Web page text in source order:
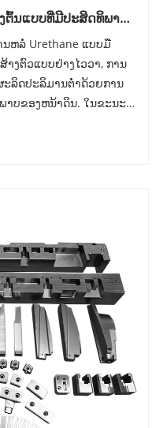
ຕົ້ນແບບທີ່ມີປະສິດທິພາບ
ລັບການຜະລິດທີ່ທັນສະ
ຫລໍ່ Urethane ແບບມື
ງຕົວແບບຢ່າງໄວວາ, ການ
ລິດປະລິມານຕ່ໍາດ້ວຍການ
າບຂອງຫນ້າດິນ. ໃນຂະນະທີ່
ທີ່ເຊື່ອຖືໄດ......